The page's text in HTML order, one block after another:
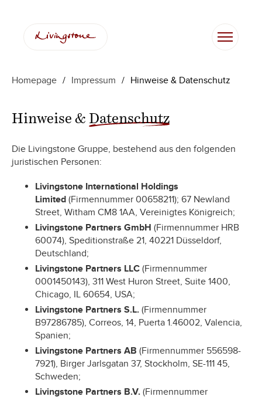
springen
Homepage / Impressum / Hinweise & Datenschutz
Hinweise & Datenschutz
Die Livingstone Gruppe, bestehend aus den folgenden
juristischen Personen:
Livingstone International Holdings
Limited (Firmennummer 00658211); 67 Newland
Street, Witham CM8 1AA, Vereinigtes Königreich;
Livingstone Partners GmbH (Firmennummer HRB
60074), Speditionstraße 21, 40221 Düsseldorf,
Deutschland;
Livingstone Partners LLC (Firmennummer
0001450143), 311 West Huron Street, Suite 1400,
Chicago, IL 60654, USA;
Livingstone Partners S.L. (Firmennummer
B97286785), Correos, 14, Puerta 1.46002, Valencia,
Spanien;
Livingstone Partners AB (Firmennummer 556598-
7921), Birger Jarlsgatan 37, Stockholm, SE-111 45,
Schweden;
Livingstone Partners B.V. (Firmennummer